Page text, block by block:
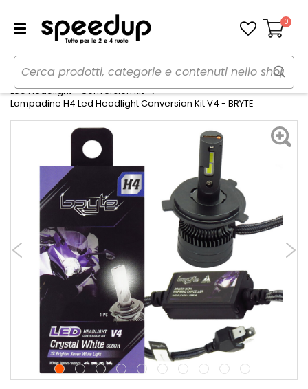
Carrello
0
Home Moto
Lampadine e Fanali moto
Led Headlight - Conversion kit
Lampadine H4 Led Headlight Conversion Kit V4 - BRYTE